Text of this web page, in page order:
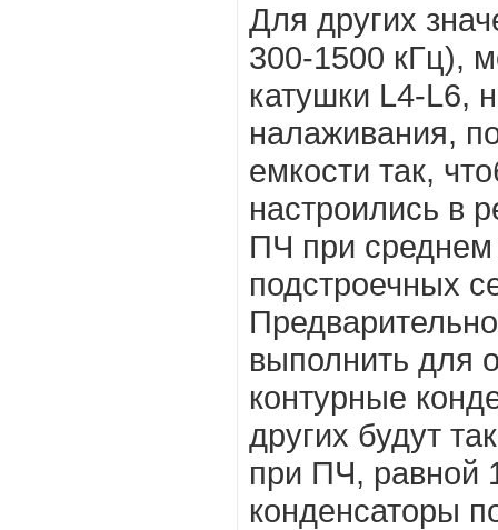
Для других
300-1500 кГц),
катушки L4-L6,
налаживания,
емкости так,
настроились в
ПЧ при
подстроечных
выполнить для
контурные
других будут
при ПЧ, равной
конденсаторы